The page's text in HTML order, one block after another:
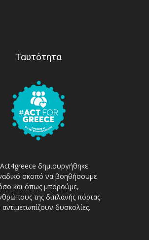
Ταυτότητα
δημιουργήθηκε
σκοπό να βοηθήσουμε
και όπως μπορούμε,
της διπλανής πόρτας
δυσκολίες.